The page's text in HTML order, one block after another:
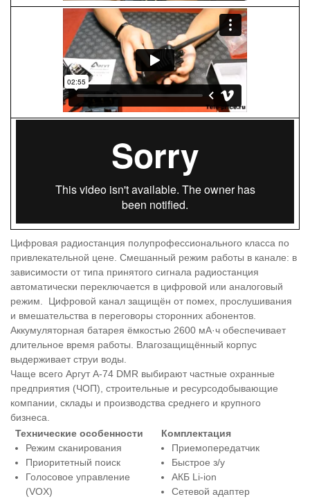
Цифровая радиостанция полупрофессионального класса по
привлекательной цене. Смешанный режим работы в канале: в
зависимости от типа принятого сигнала радиостанция
автоматически переключается в цифровой или аналоговый
режим. Цифровой канал защищён от помех, прослушивания
и вмешательства в переговоры сторонних абонентов.
Аккумуляторная батарея ёмкостью 2600 мА·ч обеспечивает
длительное время работы. Влагозащищённый корпус
выдерживает струи воды.
Чаще всего Аргут А-74 DMR выбирают частные охранные
предприятия (ЧОП), строительные и ресурсодобывающие
компании, склады и производства среднего и крупного
бизнеса.
Технические особенности
Режим сканирования
Приоритетный поиск
Голосовое управление
(VOX)
Комплектация
Приемопередатчик
Быстрое з/у
АКБ Li-ion
Сетевой адаптер